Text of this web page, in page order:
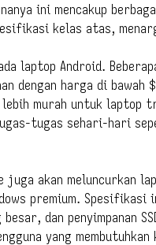
ini mencakup
kelas atas,
laptop Android.
dengan harga di bawah
murah untuk laptop
tugas sehari-hari
juga akan meluncurkan
premium. Spesifikasi
dan penyimpanan
yang